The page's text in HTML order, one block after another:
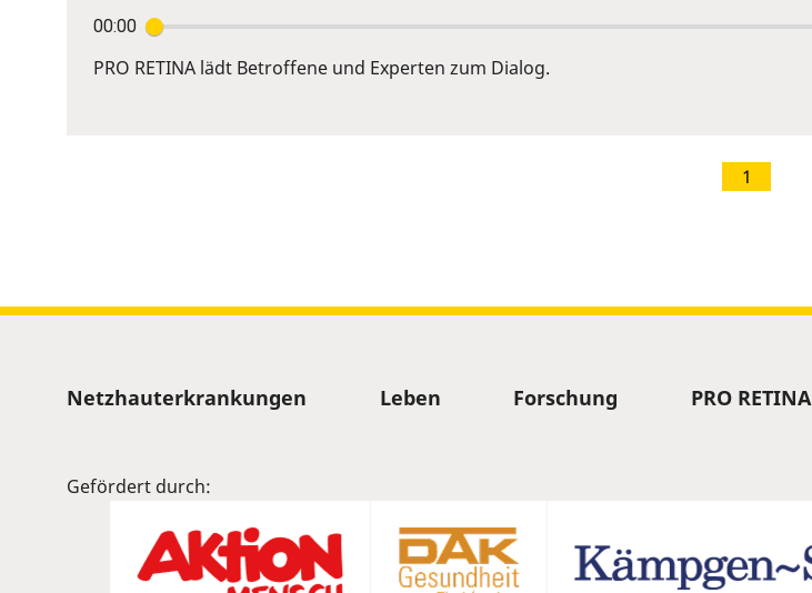
00:00
Enter
or
PRO RETINA lädt Betroffene und Experten zum Dialog.
1
Sitemap
Netzhauterkrankungen Leben Forschung PRO RETINA
Gefördert durch: